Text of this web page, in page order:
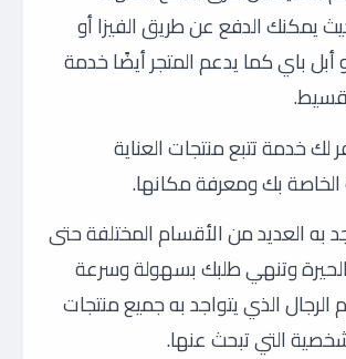
يمكنك الدفع عن طريق الفيزا أو
أبل باي كما يدعم المتجر أيضًا خدمة
لك خدمة تتبع منتجات العناية
بك ومعرفة مكانها.
به العديد من الأقسام المختلفة حتى
وتنهي طلبك بسهولة وسرعة
الذي يتواجد به جميع منتجات
التي تبحث عنها.